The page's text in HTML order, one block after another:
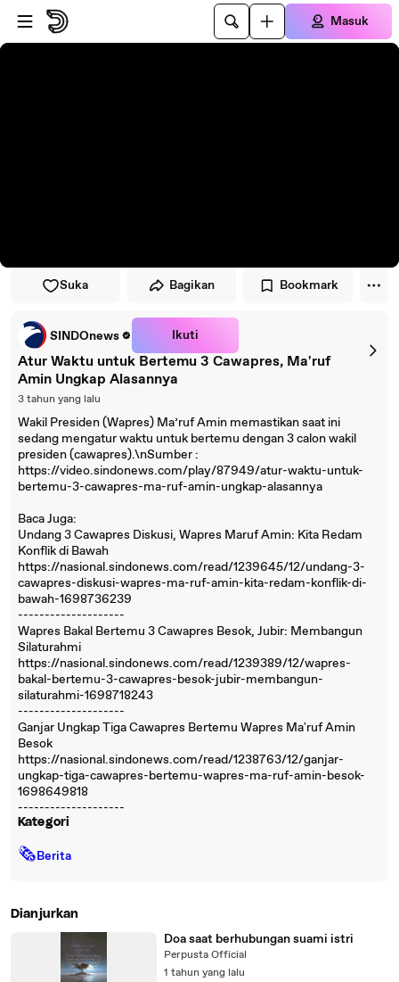
Lewati ke pemutar
Lewatkan ke konten utama
Masuk
Suka Bagikan Bookmark
SINDOnews Ikuti
Atur Waktu untuk Bertemu 3 Cawapres, Ma'ruf
Amin Ungkap Alasannya
3 tahun yang lalu
Wakil Presiden (Wapres) Ma’ruf Amin memastikan saat ini
sedang mengatur waktu untuk bertemu dengan 3 calon wakil
presiden (cawapres).\nSumber :
https://video.sindonews.com/play/87949/atur-waktu-untuk-
bertemu-3-cawapres-ma-ruf-amin-ungkap-alasannya
Baca Juga:
Undang 3 Cawapres Diskusi, Wapres Maruf Amin: Kita Redam
Konflik di Bawah
https://nasional.sindonews.com/read/1239645/12/undang-3-
cawapres-diskusi-wapres-ma-ruf-amin-kita-redam-konflik-di-
bawah-1698736239
--------------------
Wapres Bakal Bertemu 3 Cawapres Besok, Jubir: Membangun
Silaturahmi
https://nasional.sindonews.com/read/1239389/12/wapres-
bakal-bertemu-3-cawapres-besok-jubir-membangun-
silaturahmi-1698718243
--------------------
Ganjar Ungkap Tiga Cawapres Bertemu Wapres Ma'ruf Amin
Besok
https://nasional.sindonews.com/read/1238763/12/ganjar-
ungkap-tiga-cawapres-bertemu-wapres-ma-ruf-amin-besok-
1698649818
--------------------
Kategori
🗞Berita
Dianjurkan
Doa saat berhubungan suami istri
Perpusta Official
1 tahun yang lalu